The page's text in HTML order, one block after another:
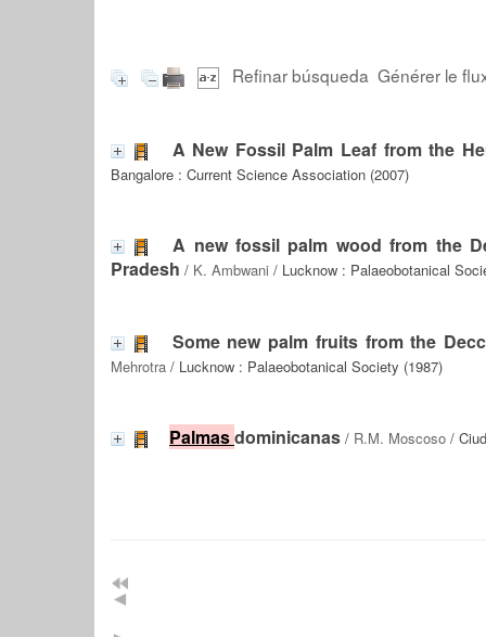
Refinar búsqueda Générer le
A New Fossil Palm Leaf from the
Bangalore : Current Science Association (2007)
A new fossil palm wood from the
Pradesh / K. Ambwani / Lucknow : Palaeobotanical
Some new palm fruits from the
Mehrotra / Lucknow : Palaeobotanical Society (1987)
Palmasdominicanas / R.M. Moscoso /